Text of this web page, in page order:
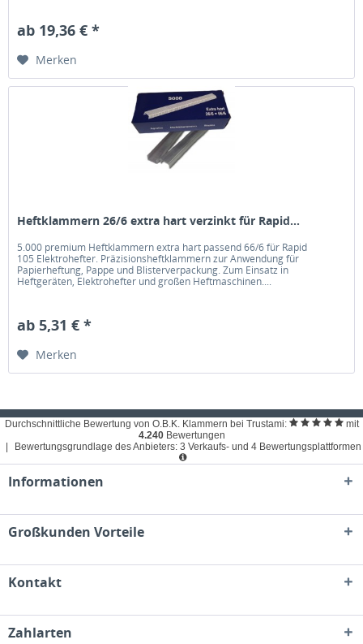
ab 19,36 € *
Merken
Heftklammern 26/6 extra hart verzinkt für Rapid...
5.000 premium Heftklammern extra hart passend 66/6 für Rapid
105 Elektrohefter. Präzisionsheftklammern zur Anwendung für
Papierheftung, Pappe und Blisterverpackung. Zum Einsatz in
Heftgeräten, Elektrohefter und großen Heftmaschinen....
ab 5,31 € *
Merken
Durchschnittliche Bewertung von O.B.K. Klammern bei Trustami:
mit
4.240 Bewertungen
Bewertungsgrundlage des Anbieters: 3 Verkaufs- und 4 Bewertungsplattformen
Informationen
Großkunden Vorteile
Kontakt
Zahlarten